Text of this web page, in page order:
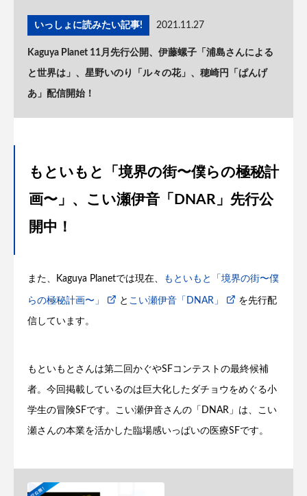
いっしょに読みたい記事! 2021.11.27
Kaguya Planet 11月先行公開、伊藤螺子「浦島さんによる
と世界は」、星野いのり「ル々の花」、穂崎円「ぱんげ
あ」配信開始！
もといもと「境界の街〜僕らの極秘計
画〜」、こい瀬伊音「DNAR」先行公
開中！
また、Kaguya Planetでは現在、 もといもと「境界の街〜僕
らの極秘計画〜」 と こい瀬伊音「DNAR」 を先行配
信しています。
もといもとさんは第二回かぐやSFコンテストの最終候補
者。今回掲載しているのは巨大化したダチョウをめぐる小
学生の冒険SFです。こい瀬伊音さんの「DNAR」は、こい
瀬さんの本業を活かした臨場感いっぱいの医療SFです。